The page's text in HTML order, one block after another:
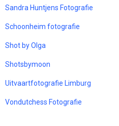
Sandra Huntjens Fotografie
Schoonheim fotografie
Shot by Olga
Shotsbymoon
Uitvaartfotografie Limburg
Vondutchess Fotografie